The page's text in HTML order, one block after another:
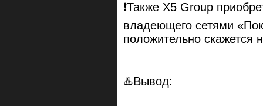
❗️Также X5 Group
владеющего сетями
положительно скажется
♨️Вывод: